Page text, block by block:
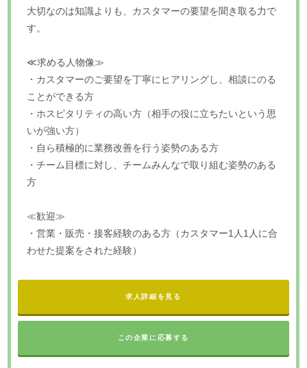
大切なのは知識よりも、カスタマーの要望を聞き取る力で
す。
≪求める人物像≫
・カスタマーのご要望を丁寧にヒアリングし、相談にのる
ことができる方
・ホスピタリティの高い方（相手の役に立ちたいという思
いが強い方）
・自ら積極的に業務改善を行う姿勢のある方
・チーム目標に対し、チームみんなで取り組む姿勢のある
方
≪歓迎≫
・営業・販売・接客経験のある方（カスタマー1人1人に合
わせた提案をされた経験）
求人詳細を見る
この企業に応募する